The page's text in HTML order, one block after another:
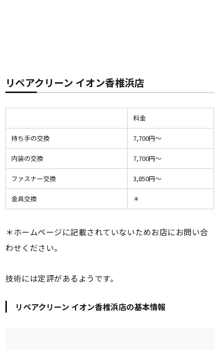
リペアクリーン イオン香椎浜店
料金
持ち手の交換 7,700円〜
内装の交換 7,700円〜
ファスナー交換 3,850円〜
金具交換 ＊
＊ホームページに記載されていないためお店にお問い合
わせください。
技術には定評があるようです。
リペアクリーン イオン香椎浜店の基本情報